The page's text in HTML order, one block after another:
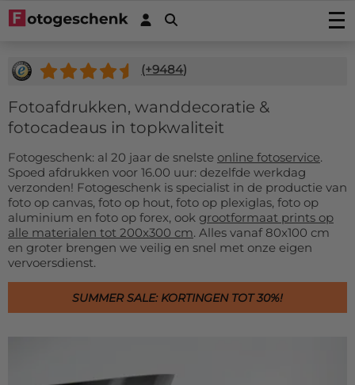
Foto afdrukken
Fotoposters
Fineart print
Fotoboeken
Wanddecoratie
Foto op plexiglas
Foto op aluminium
Foto op canvas
Foto in plexibond
Verlijmde foto's (Gallery Prints)
Foto verlijmd op aluminium
Foto verlijmd op dibond
Foto verlijmd achter plexiglas
Stretch canvas
Fotobehang op rol 50cm
Fotobehang uit één stuk
Hexagon, cirkel, ovaal of hart
Foto op hout
Foto op multiplex
Foto op steigerhout
Foto op houtblok
Foto op ayoushout noestvrij
Hardboard posters (nieuw!)
Tuindecoratie
Buiten canvas op frame
Fotocadeaus
Foto Acrylblok
Fotopuzzel
Fotomemory
Placemats
Onderzetters
Keukenspatscherm
Stickers
Fotosticker
Autostickers-camperstickers
Deurstickers
Muurstickers
Magneetstickers
Raamstickers
Actiedeals
Foto Memory
Kinderpuzzel
Foto op koektrommel
Service/Contact
Contact
Offertes
Accessoires
FAQ
(+9484)
Fotoafdrukken, wanddecoratie &
fotocadeaus in topkwaliteit
Fotogeschenk: al 20 jaar de snelste online fotoservice.
Spoed afdrukken voor 16.00 uur: dezelfde werkdag
verzonden! Fotogeschenk is specialist in de productie van
foto op canvas, foto op hout, foto op plexiglas, foto op
aluminium en foto op forex, ook grootformaat prints op
alle materialen tot 200x300 cm. Alles vanaf 80x100 cm
en groter brengen we veilig en snel met onze eigen
vervoersdienst.
SUMMER SALE: KORTINGEN TOT 30%!